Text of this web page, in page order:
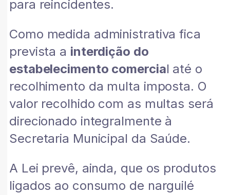
para reincidentes.
Como medida administrativa fica
prevista a interdição do
estabelecimento comercial até o
recolhimento da multa imposta. O
valor recolhido com as multas será
direcionado integralmente à
Secretaria Municipal da Saúde.
A Lei prevê, ainda, que os produtos
ligados ao consumo de narguilé